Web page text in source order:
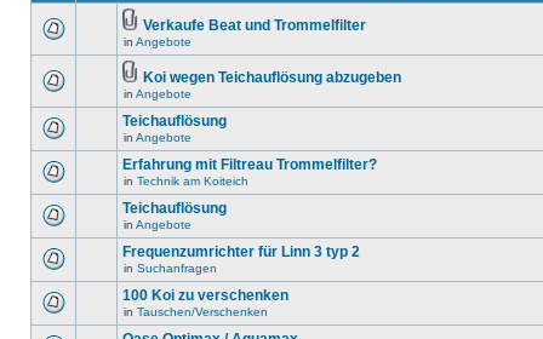
Verkaufe Beat und Trommelfilter
in Angebote
Koi wegen Teichauflösung abzugeben
in Angebote
Teichauflösung
in Angebote
Erfahrung mit Filtreau Trommelfilter?
in Technik am Koiteich
Teichauflösung
in Angebote
Frequenzumrichter für Linn 3 typ 2
in Suchanfragen
100 Koi zu verschenken
in Tauschen/Verschenken